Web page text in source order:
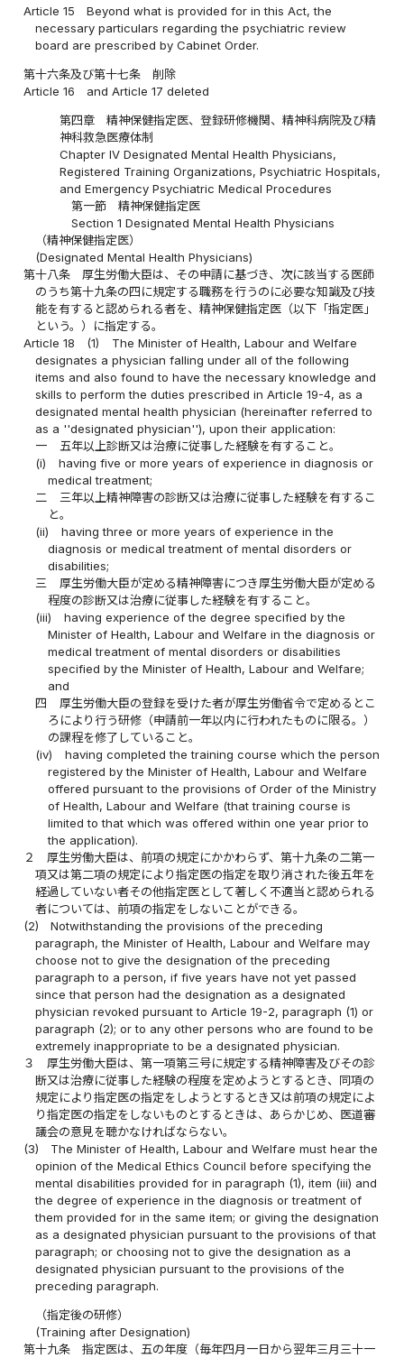
Article 15
Beyond what is provided for in this Act, the
necessary particulars regarding the psychiatric review
board are prescribed by Cabinet Order.
第十六条及び第十七条
削除
Article 16
and Article 17 deleted
第四章 精神保健指定医、登録研修機関、精神科病院及び精
神科救急医療体制
Chapter IV Designated Mental Health Physicians,
Registered Training Organizations, Psychiatric Hospitals,
and Emergency Psychiatric Medical Procedures
第一節 精神保健指定医
Section 1 Designated Mental Health Physicians
（精神保健指定医）
(Designated Mental Health Physicians)
第十八条
厚生労働大臣は、その申請に基づき、次に該当する医師
のうち第十九条の四に規定する職務を行うのに必要な知識及び技
能を有すると認められる者を、精神保健指定医（以下「指定医」
という。）に指定する。
Article 18
(1)
The Minister of Health, Labour and Welfare
designates a physician falling under all of the following
items and also found to have the necessary knowledge and
skills to perform the duties prescribed in Article 19-4, as a
designated mental health physician (hereinafter referred to
as a ''designated physician''), upon their application:
一
五年以上診断又は治療に従事した経験を有すること。
(i)
having five or more years of experience in diagnosis or
medical treatment;
二
三年以上精神障害の診断又は治療に従事した経験を有するこ
と。
(ii)
having three or more years of experience in the
diagnosis or medical treatment of mental disorders or
disabilities;
三
厚生労働大臣が定める精神障害につき厚生労働大臣が定める
程度の診断又は治療に従事した経験を有すること。
(iii)
having experience of the degree specified by the
Minister of Health, Labour and Welfare in the diagnosis or
medical treatment of mental disorders or disabilities
specified by the Minister of Health, Labour and Welfare;
and
四
厚生労働大臣の登録を受けた者が厚生労働省令で定めるとこ
ろにより行う研修（申請前一年以内に行われたものに限る。）
の課程を修了していること。
(iv)
having completed the training course which the person
registered by the Minister of Health, Labour and Welfare
offered pursuant to the provisions of Order of the Ministry
of Health, Labour and Welfare (that training course is
limited to that which was offered within one year prior to
the application).
２
厚生労働大臣は、前項の規定にかかわらず、第十九条の二第一
項又は第二項の規定により指定医の指定を取り消された後五年を
経過していない者その他指定医として著しく不適当と認められる
者については、前項の指定をしないことができる。
(2)
Notwithstanding the provisions of the preceding
paragraph, the Minister of Health, Labour and Welfare may
choose not to give the designation of the preceding
paragraph to a person, if five years have not yet passed
since that person had the designation as a designated
physician revoked pursuant to Article 19-2, paragraph (1) or
paragraph (2); or to any other persons who are found to be
extremely inappropriate to be a designated physician.
３
厚生労働大臣は、第一項第三号に規定する精神障害及びその診
断又は治療に従事した経験の程度を定めようとするとき、同項の
規定により指定医の指定をしようとするとき又は前項の規定によ
り指定医の指定をしないものとするときは、あらかじめ、医道審
議会の意見を聴かなければならない。
(3)
The Minister of Health, Labour and Welfare must hear the
opinion of the Medical Ethics Council before specifying the
mental disabilities provided for in paragraph (1), item (iii) and
the degree of experience in the diagnosis or treatment of
them provided for in the same item; or giving the designation
as a designated physician pursuant to the provisions of that
paragraph; or choosing not to give the designation as a
designated physician pursuant to the provisions of the
preceding paragraph.
（指定後の研修）
(Training after Designation)
第十九条
指定医は、五の年度（毎年四月一日から翌年三月三十一